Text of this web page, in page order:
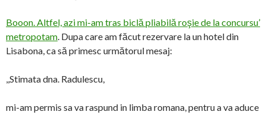
Booon. Altfel, azi mi-am tras biclă pliabilă roşie de la concursu’
metropotam. Dupa care am făcut rezervare la un hotel din
Lisabona, ca să primesc următorul mesaj:
,,Stimata dna. Radulescu,
mi-am permis sa va raspund in limba romana, pentru a va aduce